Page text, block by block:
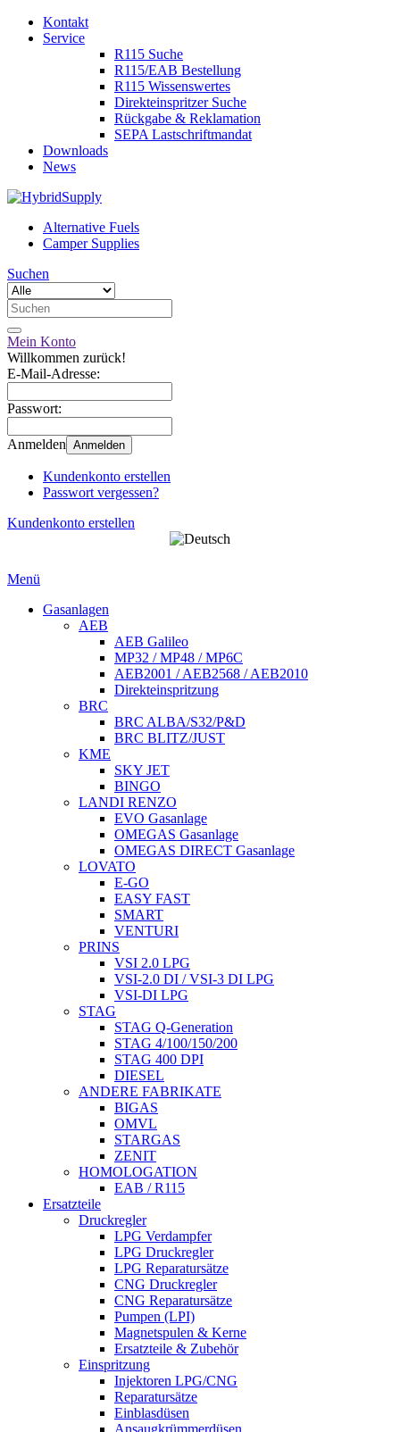
Kontakt
Service
R115 Suche
R115/EAB Bestellung
R115 Wissenswertes
Direkteinspritzer Suche
Rückgabe & Reklamation
SEPA Lastschriftmandat
Downloads
News
Alternative Fuels
Camper Supplies
Suchen
Mein Konto
Willkommen zurück!
E-Mail-Adresse:
Passwort:
Anmelden Anmelden
Kundenkonto erstellen
Passwort vergessen?
Kundenkonto erstellen
Menü
Gasanlagen
AEB
AEB Galileo
MP32 / MP48 / MP6C
AEB2001 / AEB2568 / AEB2010
Direkteinspritzung
BRC
BRC ALBA/S32/P&D
BRC BLITZ/JUST
KME
SKY JET
BINGO
LANDI RENZO
EVO Gasanlage
OMEGAS Gasanlage
OMEGAS DIRECT Gasanlage
LOVATO
E-GO
EASY FAST
SMART
VENTURI
PRINS
VSI 2.0 LPG
VSI-2.0 DI / VSI-3 DI LPG
VSI-DI LPG
STAG
STAG Q-Generation
STAG 4/100/150/200
STAG 400 DPI
DIESEL
ANDERE FABRIKATE
BIGAS
OMVL
STARGAS
ZENIT
HOMOLOGATION
EAB / R115
Ersatzteile
Druckregler
LPG Verdampfer
LPG Druckregler
LPG Reparatursätze
CNG Druckregler
CNG Reparatursätze
Pumpen (LPI)
Magnetspulen & Kerne
Ersatzteile & Zubehör
Einspritzung
Injektoren LPG/CNG
Reparatursätze
Einblasdüsen
Ansaugkrümmerdüsen